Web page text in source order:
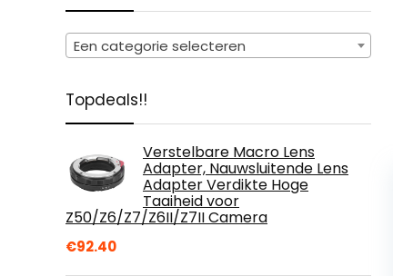
Een categorie selecteren
Topdeals!!
Verstelbare Macro Lens
Adapter, Nauwsluitende Lens
Adapter Verdikte Hoge
Taaiheid voor
Z50/Z6/Z7/Z6II/Z7II Camera
€92.40